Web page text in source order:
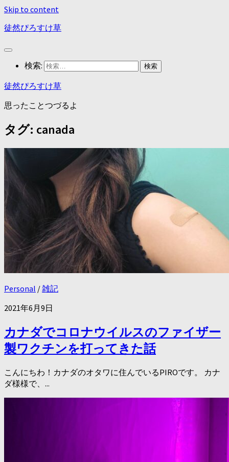
Skip to content
徒然ぴろすけ草
検索:
徒然ぴろすけ草
思ったことつづるよ
タグ: canada
Personal /雑記
2021年6月9日
カナダでコロナウイルスのファイザー
製ワクチンを打ってきた話
こんにちわ！カナダのオタワに住んでいるPIROです。 カナ
ダ様様で、...